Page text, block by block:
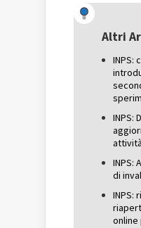
una
nuova
Altri
INPS:
INPS:
INPS:
di
INPS:
online